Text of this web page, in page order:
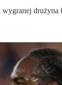
drużyna